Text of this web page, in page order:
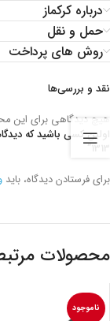
درباره کرکماز
حمل و نقل
روش های پرداخت
نقد و بررسی‌ها
هیچ دیدگاهی برای این
1313”
برای فرستادن دیدگاه، باید
محصولات
ناموجود